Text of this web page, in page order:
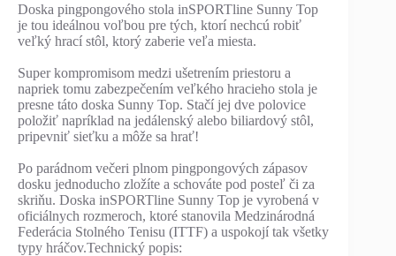
Doska pingpongového stola inSPORTline Sunny Top
je tou ideálnou voľbou pre tých, ktorí nechcú robiť
veľký hrací stôl, ktorý zaberie veľa miesta.
Super kompromisom medzi ušetrením priestoru a
napriek tomu zabezpečením veľkého hracieho stola je
presne táto doska Sunny Top. Stačí jej dve polovice
položiť napríklad na jedálenský alebo biliardový stôl,
pripevniť sieťku a môže sa hrať!
Po parádnom večeri plnom pingpongových zápasov
dosku jednoducho zložíte a schováte pod posteľ či za
skriňu. Doska inSPORTline Sunny Top je vyrobená v
oficiálnych rozmeroch, ktoré stanovila Medzinárodná
Federácia Stolného Tenisu (ITTF) a uspokojí tak všetky
typy hráčov.Technický popis: